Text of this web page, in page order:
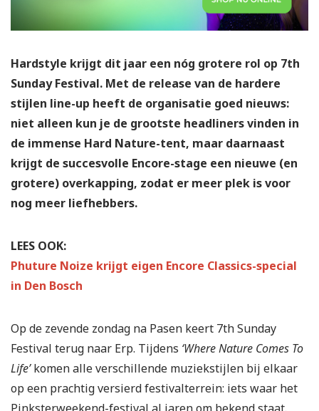
Hardstyle krijgt dit jaar een nóg grotere rol op 7th
Sunday Festival. Met de release van de hardere
stijlen line-up heeft de organisatie goed nieuws:
niet alleen kun je de grootste headliners vinden in
de immense Hard Nature-tent, maar daarnaast
krijgt de succesvolle Encore-stage een nieuwe (en
grotere) overkapping, zodat er meer plek is voor
nog meer liefhebbers.
LEES OOK:
Phuture Noize krijgt eigen Encore Classics-special
in Den Bosch
Op de zevende zondag na Pasen keert 7th Sunday
Festival terug naar Erp. Tijdens ‘Where Nature Comes To
Life’komen alle verschillende muziekstijlen bij elkaar
op een prachtig versierd festivalterrein: iets waar het